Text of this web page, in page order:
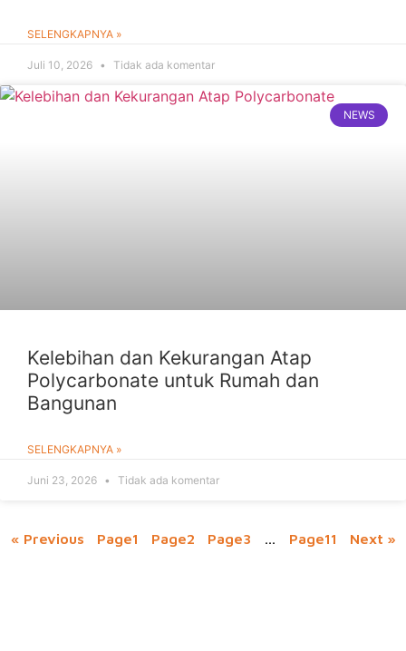
SELENGKAPNYA »
Juli 10, 2026 Tidak ada komentar
NEWS
Kelebihan dan Kekurangan Atap
Polycarbonate untuk Rumah dan
Bangunan
SELENGKAPNYA »
Juni 23, 2026 Tidak ada komentar
« Previous Page1 Page2 Page3 … Page11 Next »